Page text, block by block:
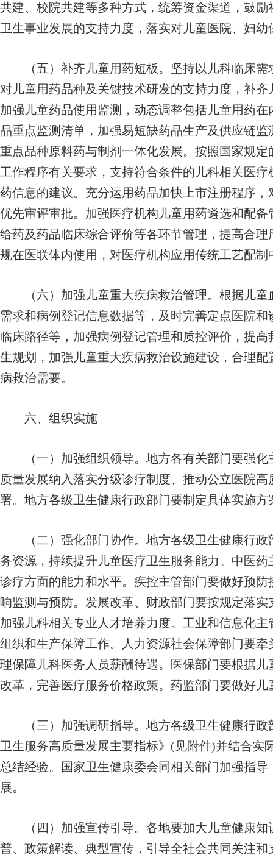
共建、校院共建等多种方式，统筹资金渠道，鼓
卫生事业发展的支持力度，落实对儿童医院、妇
（五）补齐儿童用药短板。坚持以儿科临床需
对儿童用药品种及关键技术研发的支持力度，补
加强儿童药品使用监测，动态调整包括儿童用药
品重点监测清单，加强易短缺药品生产及供应链
重点品种原料药与制剂一体化发展。按照国家规
工作程序有关要求，支持符合条件的儿科相关医
药信息的建议。充分运用药品加快上市注册程序
优先审评审批。加强医疗机构儿童用药遴选和配
给药及药品临床综合评价等各环节管理，提高合
规在医联体内使用，对医疗机构应用传统工艺配
（六）加强儿童重大疾病救治管理。根据儿童
需求和病例登记信息数据等，及时完善定点医院
临床路径等，加强病例登记管理和质控评价，提
生规划，加强儿童重大疾病救治设施建设，合理
病救治需要。
六、组织实施
（一）加强组织领导。地方各有关部门要强化
质量发展纳入落实分级诊疗制度、推动公立医院
署。地方各级卫生健康行政部门要制定具体实施
（二）强化部门协作。地方各级卫生健康行政
务资源，持续提升儿童医疗卫生服务能力。中医
诊疗方面的能力和水平。疾控主管部门要做好预
响监测与预防。发展改革、财政部门要按规定落
加强儿科相关专业人才培养力度。工业和信息化
组织和生产保障工作。人力资源社会保障部门要
理保障儿科医务人员薪酬待遇。医保部门要根据
改革，完善医疗服务价格政策。药监部门要做好
（三）加强调研指导。地方各级卫生健康行政
卫生服务高质量发展主要指标》(见附件)并结合实
总结经验。国家卫生健康委会同相关部门加强指
展。
（四）加强宣传引导。各地要加大儿童健康知
普、政策解读、典型宣传，引导全社会共同关注